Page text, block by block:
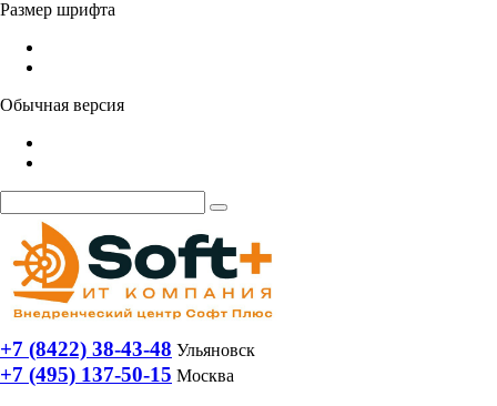
Размер шрифта
Обычная версия
+7 (8422) 38-43-48 Ульяновск
+7 (495) 137-50-15 Москва